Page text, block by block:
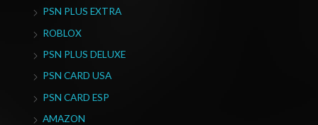
PSN PLUS EXTRA
ROBLOX
PSN PLUS DELUXE
PSN CARD USA
PSN CARD ESP
AMAZON